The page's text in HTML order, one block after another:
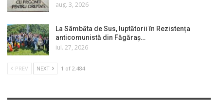
aug. 3, 2026
La Sâmbăta de Sus, luptătorii în Rezistența
anticomunistă din Făgăraș…
iul. 27, 2026
PREV NEXT 1 of 2.484